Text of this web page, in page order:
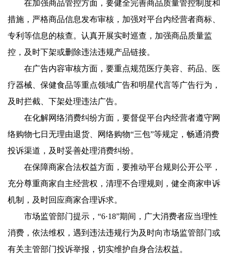
在加强商品管控方面，要健全完善商品质量管控制度和
措施，严格商品信息发布审核，加强对平台内经营者商标、
专利等信息的核查。认真开展实时巡查，加强商品质量监
控，及时下架或删除违法违规产品链接。
在广告内容审核方面，要重点规范医疗美容、药品、医
疗器械、保健食品等重点领域广告和明星代言等广告行为，
及时拦截、下架处理违法广告。
在化解网络消费纠纷方面，要督促平台内经营者遵守网
络购物七日无理由退货、网络购物“三包”等规定，畅通消费
投诉渠道，及时妥善处理消费纠纷。
在保障商家合法权益方面，要推动平台规则公开公平，
充分尊重商家自主经营权，清理不合理规则，健全商家申诉
机制，及时回应商家合理诉求。
市场监管部门提示，“6·18”期间，广大消费者应当理性
消费，依法维权，遇到违法违规行为及时向市场监管部门或
有关主管部门投诉举报，切实维护自身合法权益。